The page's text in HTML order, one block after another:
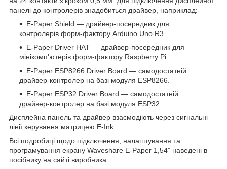
панелі до контролерів знадобиться драйвер, наприклад:
E-Paper Shield — драйвер-посередник для
контролерів форм-фактору Arduino Uno R3.
E-Paper Driver HAT — драйвер-посередник для
мінікомп'ютерів форм-фактору Raspberry Pi.
E-Paper ESP8266 Driver Board — самодостатній
драйвер-контролер на базі модуля ESP8266.
E-Paper ESP32 Driver Board — самодостатній
драйвер-контролер на базі модуля ESP32.
Дисплейна панель та драйвер взаємодіють через сигнальні
лінії керування матрицею E-Ink.
Всі подробиці щодо підключення, налаштування та
програмування екрану Waveshare E-Paper 1,54” наведені в
посібнику на сайті виробника.